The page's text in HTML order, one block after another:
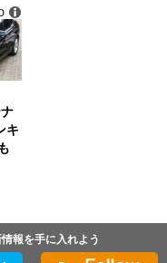
キ
報を手に入れよう